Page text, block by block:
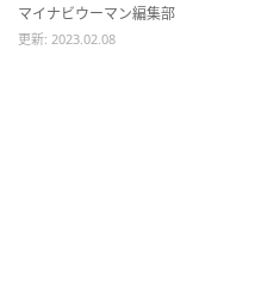
マイナビウーマン編集部
更新: 2023.02.08